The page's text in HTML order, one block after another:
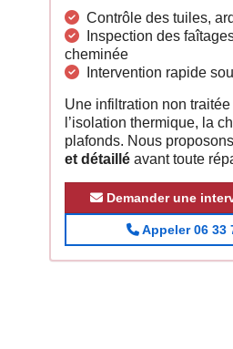
Contrôle des tuiles,
Inspection des
cheminée
Intervention rapide
Une infiltration non
l’isolation thermique, la
plafonds. Nous
et détaillé avant toute
Demander une
Appeler 06 33